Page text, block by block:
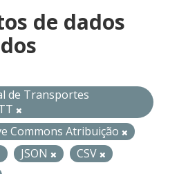
de dados
de Transportes
Commons Atribuição
JSON
CSV